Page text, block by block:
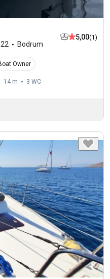
Bodrum
5,00(1)
Owner
14 m 3 WC